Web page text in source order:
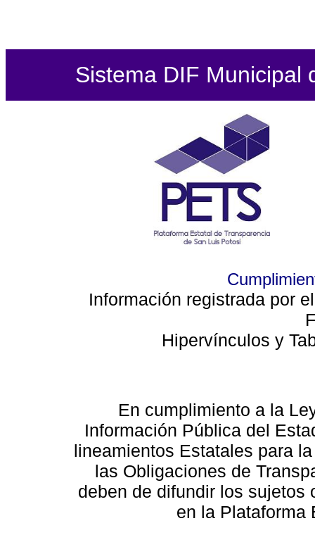
Sistema DIF Municipal
Información registrada por
Hipervínculos y
En cumplimiento a la
Información Pública del
lineamientos Estatales para
las Obligaciones de
deben de difundir los sujetos
en la Plataforma